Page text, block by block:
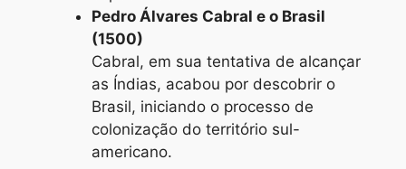
Pedro Álvares Cabral e o Brasil
(1500)
Cabral, em sua tentativa de alcançar
as Índias, acabou por descobrir o
Brasil, iniciando o processo de
colonização do território sul-
americano.